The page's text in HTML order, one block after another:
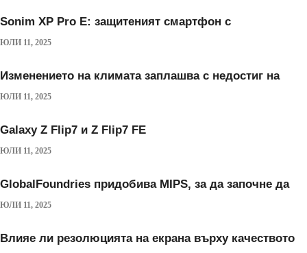
Sonim XP Pro E: защитеният смартфон с
ЮЛИ 11, 2025
Изменението на климата заплашва с недостиг на
ЮЛИ 11, 2025
Galaxy Z Flip7 и Z Flip7 FE
ЮЛИ 11, 2025
GlobalFoundries придобива MIPS, за да започне да
ЮЛИ 11, 2025
Влияе ли резолюцията на екрана върху качеството